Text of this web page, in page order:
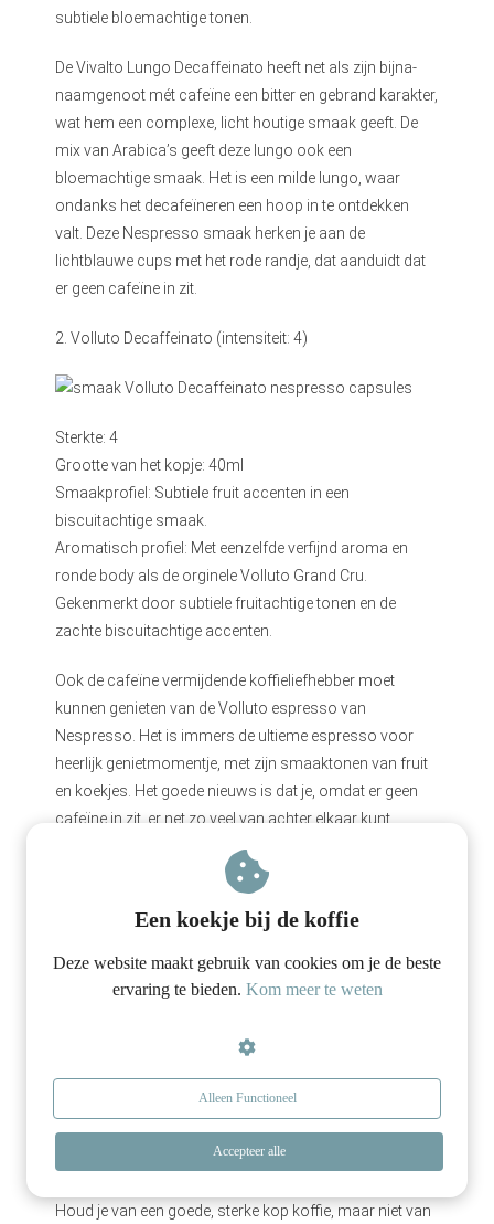
subtiele bloemachtige tonen.
De Vivalto Lungo Decaffeinato heeft net als zijn bijna-
naamgenoot mét cafeïne een bitter en gebrand karakter,
wat hem een complexe, licht houtige smaak geeft. De
mix van Arabica’s geeft deze lungo ook een
bloemachtige smaak. Het is een milde lungo, waar
ondanks het decafeïneren een hoop in te ontdekken
valt. Deze Nespresso smaak herken je aan de
lichtblauwe cups met het rode randje, dat aanduidt dat
er geen cafeïne in zit.
2. Volluto Decaffeinato (intensiteit: 4)
Sterkte: 4
Grootte van het kopje: 40ml
Smaakprofiel: Subtiele fruit accenten in een
biscuitachtige smaak.
Aromatisch profiel: Met eenzelfde verfijnd aroma en
ronde body als de orginele Volluto Grand Cru.
Gekenmerkt door subtiele fruitachtige tonen en de
zachte biscuitachtige accenten.
Ook de cafeïne vermijdende koffieliefhebber moet
kunnen genieten van de Volluto espresso van
Nespresso. Het is immers de ultieme espresso voor
heerlijk genietmomentje, met zijn smaaktonen van fruit
en koekjes. Het goede nieuws is dat je, omdat er geen
cafeïne in zit, er net zo veel van achter elkaar kunt
drinken als je wilt. Doe daarvoor de goudgele cups met
het rode randje in je Nespresso machine.
3. Arpeggio Decaffeinato (intensiteit: 9)
Grootte van het kopje: 25/40ml
Smaakprofiel: Sterk karakter met intense cacaotonen
Aromatisch profiel: Zoals de originele Grand Cru,
hebben deze cups hetzelfde sterke karakter met intense
cacaotonen en gebrande houtachtige tonen
Houd je van een goede, sterke kop koffie, maar niet van
Een koekje bij de koffie
Deze website maakt gebruik van cookies om je de beste
ervaring te bieden. Kom meer te weten
Alleen Functioneel
Accepteer alle